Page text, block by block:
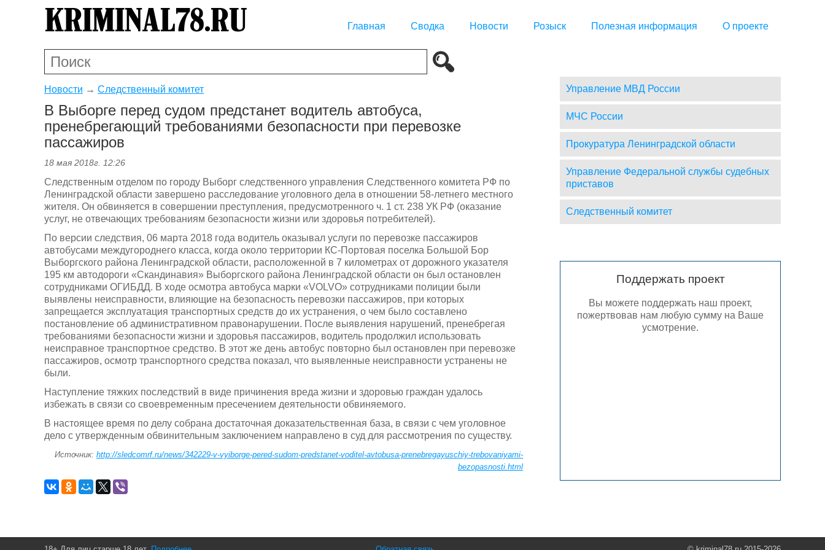
Главная Сводка Новости Розыск Полезная информация О проекте
Новости → Следственный комитет
В Выборге перед судом предстанет водитель автобуса,
пренебрегающий требованиями безопасности при перевозке
пассажиров
18 мая 2018г. 12:26
Следственным отделом по городу Выборг следственного управления Следственного комитета РФ по
Ленинградской области завершено расследование уголовного дела в отношении 58-летнего местного
жителя. Он обвиняется в совершении преступления, предусмотренного ч. 1 ст. 238 УК РФ (оказание
услуг, не отвечающих требованиям безопасности жизни или здоровья потребителей).
По версии следствия, 06 марта 2018 года водитель оказывал услуги по перевозке пассажиров
автобусами междугороднего класса, когда около территории КС-Портовая поселка Большой Бор
Выборгского района Ленинградской области, расположенной в 7 километрах от дорожного указателя
195 км автодороги «Скандинавия» Выборгского района Ленинградской области он был остановлен
сотрудниками ОГИБДД. В ходе осмотра автобуса марки «VOLVO» сотрудниками полиции были
выявлены неисправности, влияющие на безопасность перевозки пассажиров, при которых
запрещается эксплуатация транспортных средств до их устранения, о чем было составлено
постановление об административном правонарушении. После выявления нарушений, пренебрегая
требованиями безопасности жизни и здоровья пассажиров, водитель продолжил использовать
неисправное транспортное средство. В этот же день автобус повторно был остановлен при перевозке
пассажиров, осмотр транспортного средства показал, что выявленные неисправности устранены не
были.
Наступление тяжких последствий в виде причинения вреда жизни и здоровью граждан удалось
избежать в связи со своевременным пресечением деятельности обвиняемого.
В настоящее время по делу собрана достаточная доказательственная база, в связи с чем уголовное
дело с утвержденным обвинительным заключением направлено в суд для рассмотрения по существу.
Источник: http://sledcomrf.ru/news/342229-v-vyiborge-pered-sudom-predstanet-voditel-avtobusa-prenebregayuschiy-trebovaniyami-
bezopasnosti.html
Управление МВД России
МЧС России
Прокуратура Ленинградской области
Управление Федеральной службы судебных
приставов
Следственный комитет
Поддержать проект
Вы можете поддержать наш проект,
пожертвовав нам любую сумму на Ваше
усмотрение.